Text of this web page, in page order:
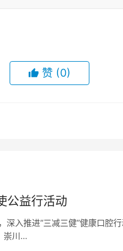
赞 (0)
公益行活动
入推进“三减三健”健康口腔
崇川…